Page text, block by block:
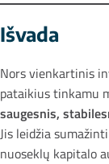
Išvada
Nors vienkartinis
pataikius tinkamu
saugesnis,
Jis leidžia
nuoseklų kapitalo